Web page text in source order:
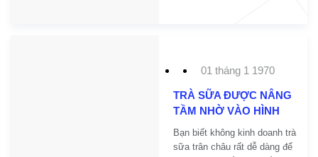
01 tháng 1 1970
TRÀ SỮA ĐƯỢC NÂNG
TẦM NHỜ VÀO HÌNH
THỨC IN LOGO TRÊN LY
NHỰA
Bạn biết không kinh doanh trà
sữa trân châu rất dễ dàng để